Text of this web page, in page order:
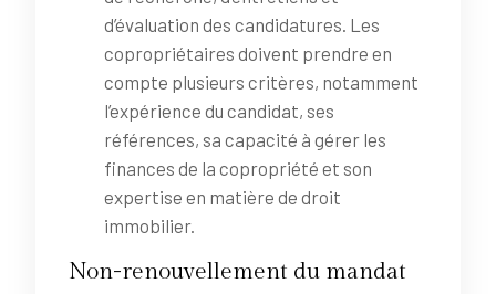
d’évaluation des candidatures. Les
copropriétaires doivent prendre en
compte plusieurs critères, notamment
l’expérience du candidat, ses
références, sa capacité à gérer les
finances de la copropriété et son
expertise en matière de droit
immobilier.
Non-renouvellement du mandat